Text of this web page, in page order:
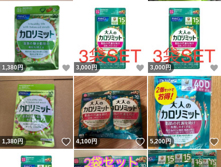
1,380円 いいね！
3,000 円 いいね！
3,000 円
1,380円 いいね！
4,100円 いいね！
5,200円